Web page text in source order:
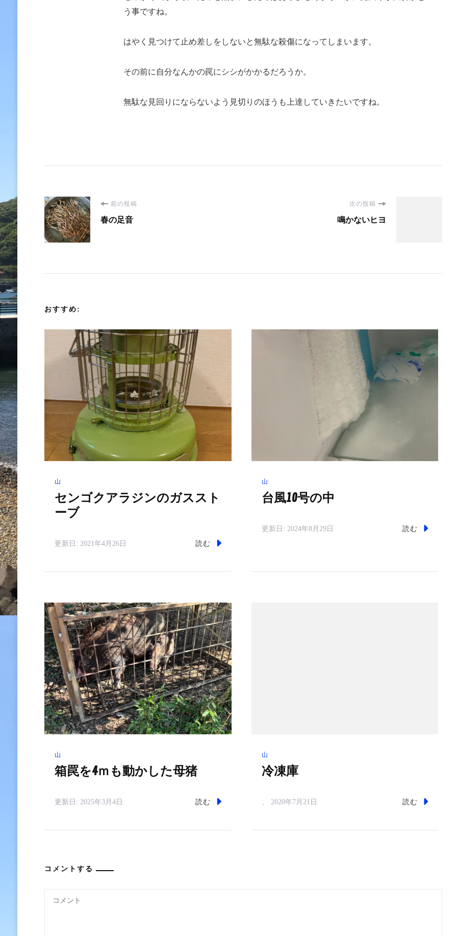
う事ですね。
はやく見つけて止め差しをしないと無駄な殺傷になってしまいます。
その前に自分なんかの罠にシシがかかるだろうか。
無駄な見回りにならないよう見切りのほうも上達していきたいですね。
投
稿
ゲ
ー
シ
ン
前の投稿
春の足音
次の投稿
鳴かないヒヨ
おすすめ:
山
センゴクアラジンのガススト
ーブ
更新日: 2021年4月26日 読む
山
台風10号の中
更新日: 2024年8月29日 読む
山
箱罠を4ｍも動かした母猪
更新日: 2025年3月4日 読む
山
冷凍庫
、 2020年7月21日 読む
コメントする